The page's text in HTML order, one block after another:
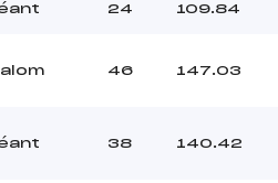
24 109.84
46 147.03
38 140.42